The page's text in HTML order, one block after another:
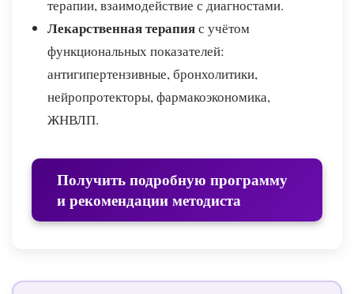
терапии, взаимодействие с диагностами.
Лекарственная терапияс учётом
функциональных показателей:
антигипертензивные, бронхолитики,
нейропротекторы, фармакоэкономика,
ЖНВЛП.
Получить подробную программу
и рекомендации методиста